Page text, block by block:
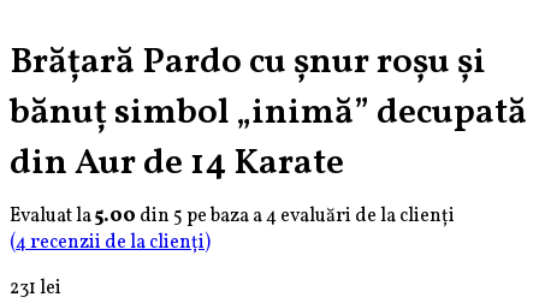
Brățară Pardo cu șnur roșu și
bănuț simbol „inimă” decupată
din Aur de 14 Karate
Evaluat la5.00 din 5 pe baza a4evaluări de la clienți
(4recenzii de la clienți)
231lei